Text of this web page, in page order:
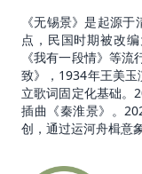
《无锡景》是起源
点，民国时期被改
《我有一段情》等
致》，1934年王美
立歌词固定化基础。
插曲《秦淮景》。
创，通过运河舟楫意